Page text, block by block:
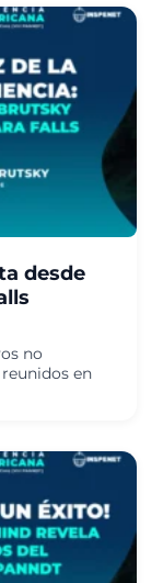
desde
no
en